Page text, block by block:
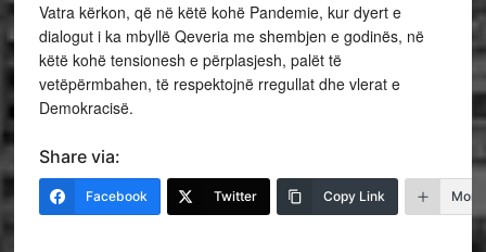
Vatra kërkon, që në këtë kohë Pandemie, kur dyert e
dialogut i ka mbyllë Qeveria me shembjen e godinës, në
këtë kohë tensionesh e përplasjesh, palët të
vetëpërmbahen, të respektojnë rregullat dhe vlerat e
Demokracisë.
Share via:
Facebook Twitter Copy Link More